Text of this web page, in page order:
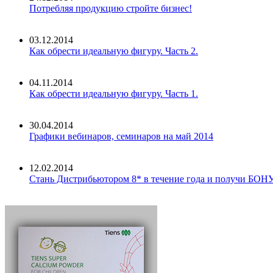
Потребляя продукцию стройте бизнес!
03.12.2014
Как обрести идеальную фигуру. Часть 2.
04.11.2014
Как обрести идеальную фигуру. Часть 1.
30.04.2014
Графики вебинаров, семинаров на май 2014
12.02.2014
Стань Дистрибьютором 8* в течение года и получи